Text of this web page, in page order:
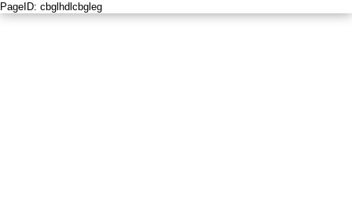
PageID: cbglhdlcbgleg